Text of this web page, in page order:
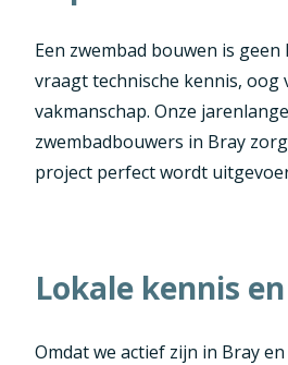
Een zwembad bouwen is
vraagt technische kennis, oog
vakmanschap. Onze
zwembadbouwers in Bray
project perfect wordt
Lokale kennis
Omdat we actief zijn in Bray